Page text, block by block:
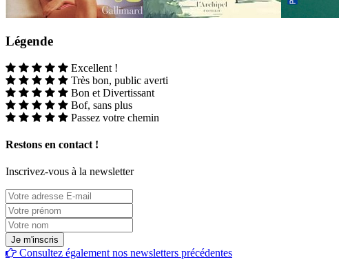
Légende
Excellent !
Très bon, public averti
Bon et Divertissant
Bof, sans plus
Passez votre chemin
Restons en contact !
Inscrivez-vous à la newsletter
Consultez également nos newsletters précédentes